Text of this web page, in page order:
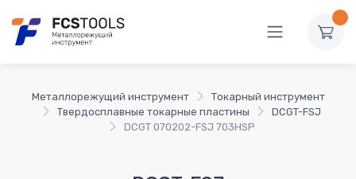
Металлорежущий инструмент
Токарный инструмент
Твердосплавные токарные пластины
DCGT-FSJ
DCGT 070202-FSJ 703HSP